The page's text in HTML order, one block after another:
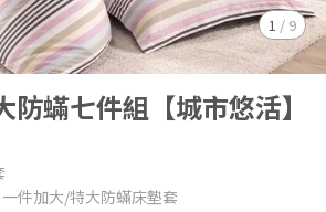
1 / 9
蟎七件組【城市悠活】
件加大/特大防蟎床墊套